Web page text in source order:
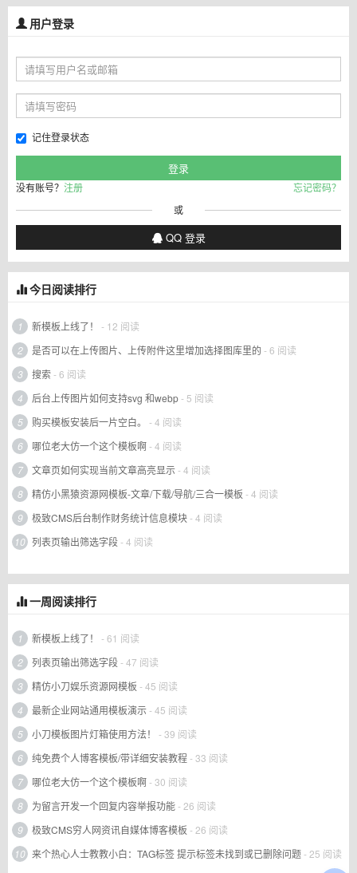
用户登录
记住登录状态
没有账号？ 注册
忘记密码？
或
QQ 登录
今日阅读排行
1 新模板上线了！
- 12 阅读
2
是否可以在上传图片、上传附件这里增加选择图库里的 - 6 阅读
3
搜索- 6 阅读
4
后台上传图片如何支持svg 和webp- 5 阅读
5
购买模板安装后一片空白。
- 4 阅读
6
哪位老大仿一个这个模板啊- 4 阅读
7
文章页如何实现当前文章高亮显示- 4 阅读
8
精仿小黑猿资源网模板-文章/下载/导航/三合一模板 - 4 阅读
9
极致CMS后台制作财务统计信息模块- 4 阅读
10 列表页输出筛选字段- 4 阅读
一周阅读排行
1 新模板上线了！
- 61 阅读
2
列表页输出筛选字段- 47 阅读
3
精仿小刀娱乐资源网模板 - 45 阅读
4
最新企业网站通用模板演示- 45 阅读
5
小刀模板图片灯箱使用方法！
- 39 阅读
6
纯免费个人博客模板/带详细安装教程- 33 阅读
7
哪位老大仿一个这个模板啊- 30 阅读
8
为留言开发一个回复内容举报功能- 26 阅读
9
极致CMS穷人网资讯自媒体博客模板 - 26 阅读
10 来个热心人士教教小白：TAG标签 提示标签未找到或已删除问题- 25 阅读